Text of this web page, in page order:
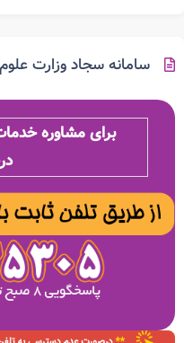
سامانه سجاد وزارت علوم portal.saorg.ir
برای مشاوره